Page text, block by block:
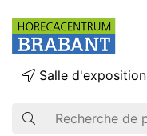
Recherche
Salle d'exposition